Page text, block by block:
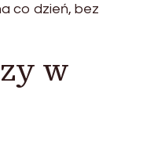
co dzień, bez
w